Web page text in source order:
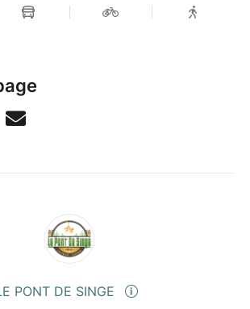
PONT DE SINGE